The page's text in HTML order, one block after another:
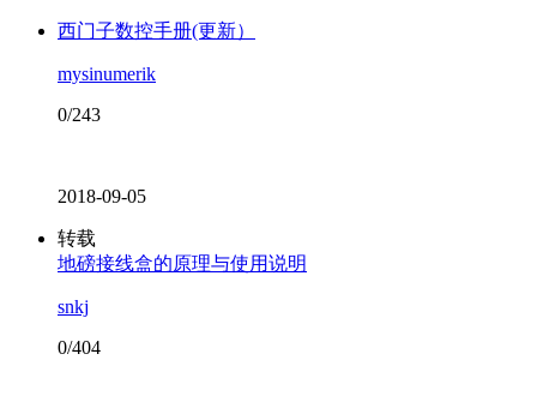
西门子数控手册(更新）
mysinumerik
0/243
2018-09-05
转载
地磅接线盒的原理与使用说明
snkj
0/404